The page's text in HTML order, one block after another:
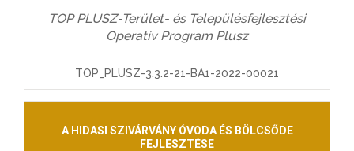
TOP PLUSZ-Terület- és Településfejlesztési
Operatív Program Plusz
TOP_PLUSZ-3.3.2-21-BA1-2022-00021
A HIDASI SZIVÁRVÁNY ÓVODA ÉS BÖLCSŐDE
FEJLESZTÉSE